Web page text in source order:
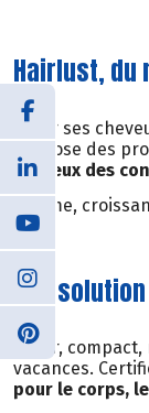
Hairlust, du
Laver ses
propose des
cheveux des
Volume,
Une
Léger,
vacances.
pour le corps,